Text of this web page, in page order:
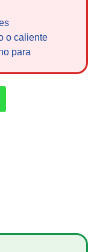
o caliente
para